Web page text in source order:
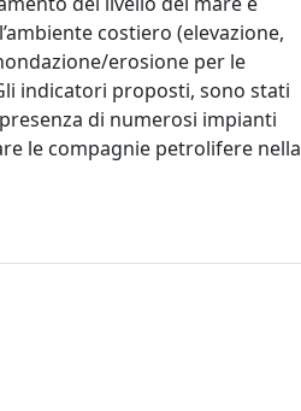
costiero (elevazione,
erosione per le
indicatori proposti, sono stati
di numerosi impianti
le compagnie petrolifere nella